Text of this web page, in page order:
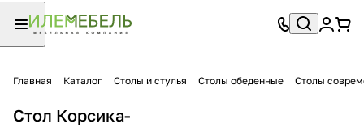
Главная Каталог Столы и стулья Столы обеденные Столы
Стол Корсика-